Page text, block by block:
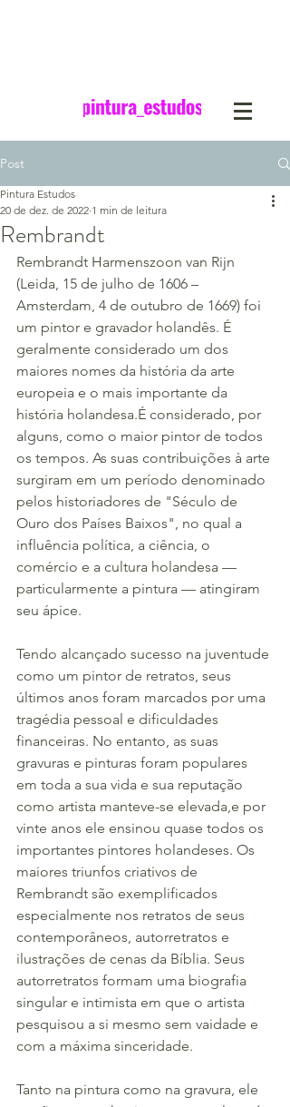
Post
Rembrandt
Pintura Estudos
20 de dez. de 2022 1 min de leitura
Rembrandt Harmenszoon van Rijn
(Leida, 15 de julho de 1606 –
Amsterdam, 4 de outubro de 1669) foi
um pintor e gravador holandês. É
geralmente considerado um dos
maiores nomes da história da arte
europeia e o mais importante da
história holandesa.É considerado, por
alguns, como o maior pintor de todos
os tempos. As suas contribuições à arte
surgiram em um período denominado
pelos historiadores de "Século de
Ouro dos Países Baixos", no qual a
influência política, a ciência, o
comércio e a cultura holandesa —
particularmente a pintura — atingiram
seu ápice.
Tendo alcançado sucesso na juventude
como um pintor de retratos, seus
últimos anos foram marcados por uma
tragédia pessoal e dificuldades
financeiras. No entanto, as suas
gravuras e pinturas foram populares
em toda a sua vida e sua reputação
como artista manteve-se elevada,e por
vinte anos ele ensinou quase todos os
importantes pintores holandeses. Os
maiores triunfos criativos de
Rembrandt são exemplificados
especialmente nos retratos de seus
contemporâneos, autorretratos e
ilustrações de cenas da Bíblia. Seus
autorretratos formam uma biografia
singular e intimista em que o artista
pesquisou a si mesmo sem vaidade e
com a máxima sinceridade.
Tanto na pintura como na gravura, ele